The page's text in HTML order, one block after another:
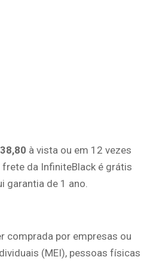
à vista ou em 12 vezes
frete da InfiniteBlack é grátis
garantia de 1 ano.
comprada por empresas ou
(MEI), pessoas físicas